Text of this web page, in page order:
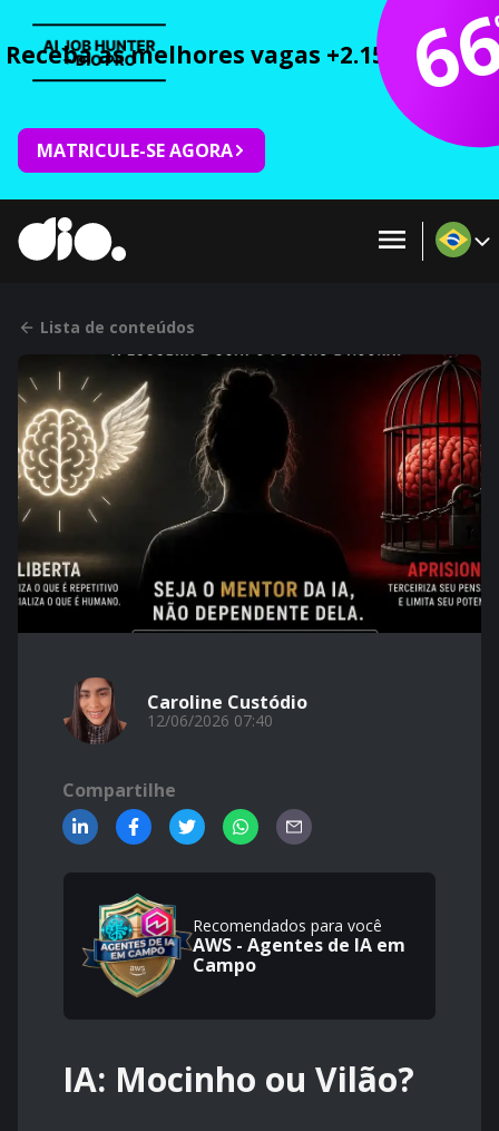
Receba as melhores vagas +2.150 cursos
MATRICULE-SE AGORA
Lista de conteúdos
Caroline Custódio
12/06/2026 07:40
Compartilhe
Recomendados para você
AWS - Agentes de IA em
Campo
IA: Mocinho ou Vilão?